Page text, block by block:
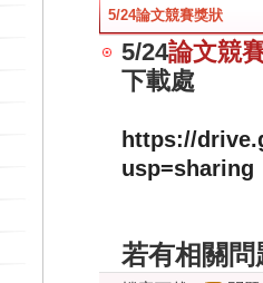
5/24論文競賽獎狀
5/24論文競
下載處
https://
usp=sharing
若有相關問